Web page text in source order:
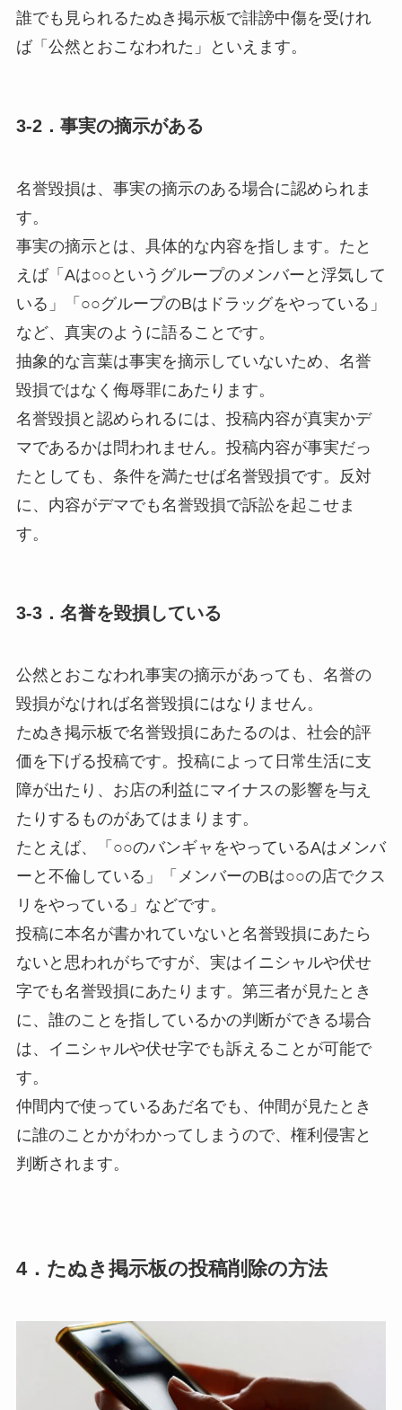
誰でも見られるたぬき掲示板で誹謗中傷を受けれ
ば「公然とおこなわれた」といえます。
3-2．事実の摘示がある
名誉毀損は、 事実の摘示のある場合に認められま
す。
事実の摘示とは、具体的な内容を指します。たと
えば「Aは○○というグループのメンバーと浮気して
いる」「○○グループのBはドラッグをやっている」
など、真実のように語ることです。
抽象的な言葉は事実を摘示していないため、名誉
毀損ではなく 侮辱罪にあたります。
名誉毀損と認められるには、投稿内容が真実かデ
マであるかは問われません。投稿内容が事実だっ
たとしても、条件を満たせば名誉毀損です。反対
に、内容がデマでも名誉毀損で訴訟を起こせま
す。
3-3．名誉を毀損している
公然とおこなわれ事実の摘示があっても、 名誉の
毀損がなければ名誉毀損にはなりません。
たぬき掲示板で名誉毀損にあたるのは、社会的評
価を下げる投稿です。投稿によって日常生活に支
障が出たり、お店の利益にマイナスの影響を与え
たりするものがあてはまります。
たとえば、「○○のバンギャをやっているAはメンバ
ーと不倫している」「メンバーのBは○○の店でクス
リをやっている」などです。
投稿に本名が書かれていないと名誉毀損にあたら
ないと思われがちですが、実はイニシャルや伏せ
字でも名誉毀損にあたります。第三者が見たとき
に、誰のことを指しているかの判断ができる場合
は、イニシャルや伏せ字でも訴えることが可能で
す。
仲間内で使っているあだ名でも、仲間が見たとき
に誰のことかがわかってしまうので、権利侵害と
判断されます。
4．たぬき掲示板の投稿削除の方法